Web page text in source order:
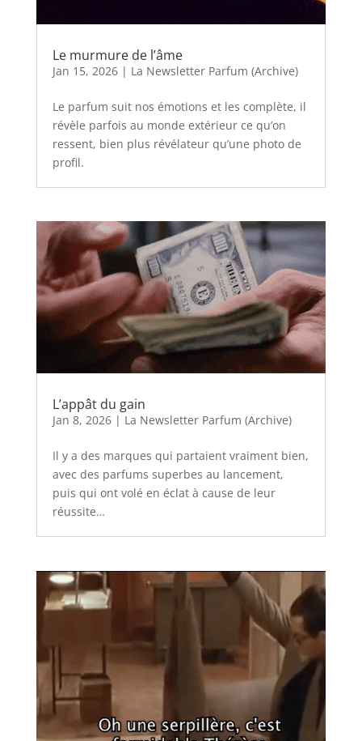
Le murmure de l’âme
Jan 15, 2026| La Newsletter Parfum (Archive)
Le parfum suit nos émotions et les complète, il
révèle parfois au monde extérieur ce qu’on
ressent, bien plus révélateur qu’une photo de
profil.
L’appât du gain
Jan 8, 2026| La Newsletter Parfum (Archive)
Il y a des marques qui partaient vraiment bien,
avec des parfums superbes au lancement,
puis qui ont volé en éclat à cause de leur
réussite…